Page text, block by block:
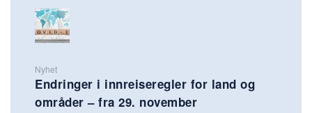
Nyhet
Endringer i innreiseregler for land og
områder – fra 29. november